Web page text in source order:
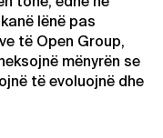
lënë pas
të Open Group,
mënyrën se
të evoluojnë dhe